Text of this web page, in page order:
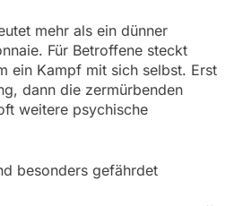
mehr als ein dünner
Für Betroffene steckt
ein Kampf mit sich selbst. Erst
dann die zermürbenden
weitere psychische
besonders gefährdet